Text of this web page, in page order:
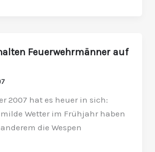
Feuerwehrmänner auf
2007 hat es heuer in sich:
Wetter im Frühjahr haben
die Wespen